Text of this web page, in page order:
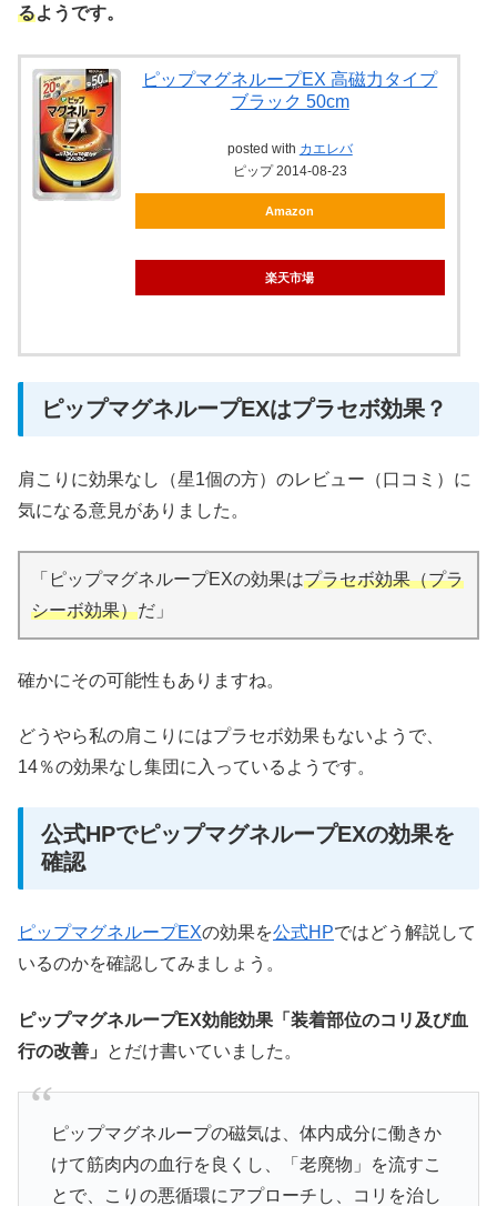
るようです。
ピップマグネループEX 高磁力タイプ
ブラック 50cm
posted with カエレバ
ピップ 2014-08-23
Amazon
楽天市場
ピップマグネループEXはプラセボ効果？
肩こりに効果なし（星1個の方）のレビュー（口コミ）に
気になる意見がありました。
「ピップマグネループEXの効果はプラセボ効果（プラ
シーボ効果）だ」
確かにその可能性もありますね。
どうやら私の肩こりにはプラセボ効果もないようで、
14％の効果なし集団に入っているようです。
公式HPでピップマグネループEXの効果を
確認
ピップマグネループEXの効果を公式HPではどう解説して
いるのかを確認してみましょう。
ピップマグネループEX効能効果「装着部位のコリ及び血
行の改善」
とだけ書いていました。
ピップマグネループの磁気は、体内成分に働きか
けて筋肉内の血行を良くし、「老廃物」を流すこ
とで、こりの悪循環にアプローチし、コリを治し